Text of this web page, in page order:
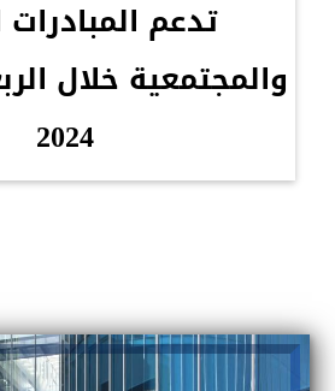
تدعم
والمجتمعية خلال
2024